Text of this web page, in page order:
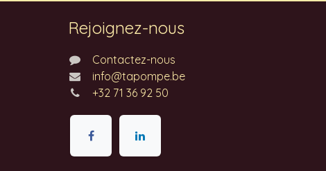
Rejoignez-nous
Contactez-nous
info@tapompe.be
+32 71 36 92 50